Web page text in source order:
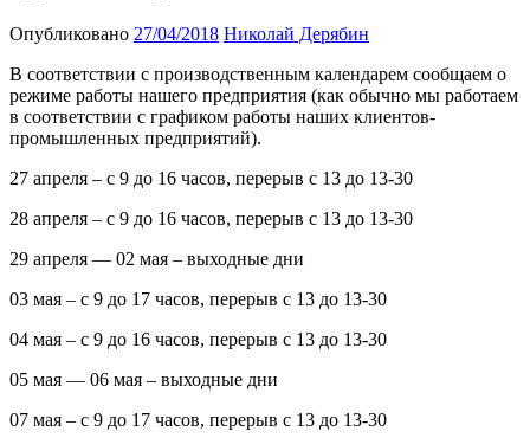
Опубликовано 27/04/2018 Николай Дерябин
В соответствии с производственным календарем сообщаем о
режиме работы нашего предприятия (как обычно мы работаем
в соответствии с графиком работы наших клиентов-
промышленных предприятий).
27 апреля – с 9 до 16 часов, перерыв с 13 до 13-30
28 апреля – с 9 до 16 часов, перерыв с 13 до 13-30
29 апреля — 02 мая – выходные дни
03 мая – с 9 до 17 часов, перерыв с 13 до 13-30
04 мая – с 9 до 16 часов, перерыв с 13 до 13-30
05 мая — 06 мая – выходные дни
07 мая – с 9 до 17 часов, перерыв с 13 до 13-30